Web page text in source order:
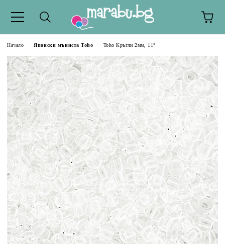
Начало Японски мъниста Toho Toho Кръгли 2мм, 11°